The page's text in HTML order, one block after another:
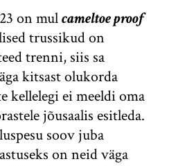
on mulcameltoe proof
trussikud on
trenni, siis sa
kitsast olukorda
kellelegi ei meeldi oma
jõusaalis esitleda.
soov juba
on neid väga